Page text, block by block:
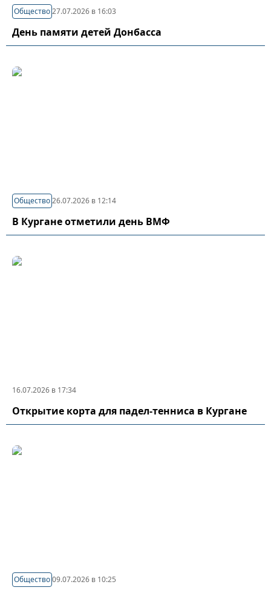
Общество27.07.2026 в 16:03
День памяти детей Донбасса
Общество26.07.2026 в 12:14
В Кургане отметили день ВМФ
16.07.2026 в 17:34
Открытие корта для падел-тенниса в Кургане
Общество09.07.2026 в 10:25